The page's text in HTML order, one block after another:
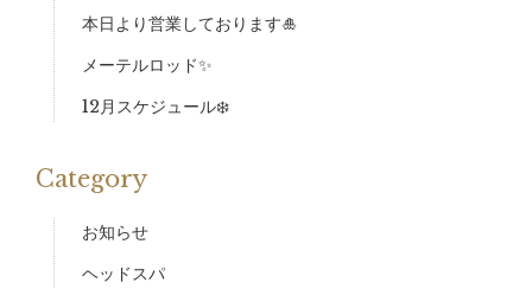
本日より営業しております🎍
メーテルロッド✨
12月スケジュール❄️
Category
お知らせ
ヘッドスパ